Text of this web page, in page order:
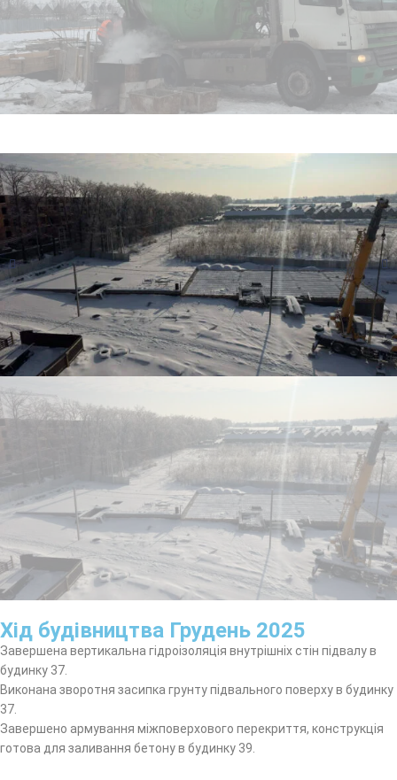
Хід будівництва Грудень 2025
Завершена вертикальна гідроізоляція внутрішніх стін підвалу в
будинку 37.
Виконана зворотня засипка грунту підвального поверху в будинку
37.
Завершено армування міжповерхового перекриття, конструкція
готова для заливання бетону в будинку 39.